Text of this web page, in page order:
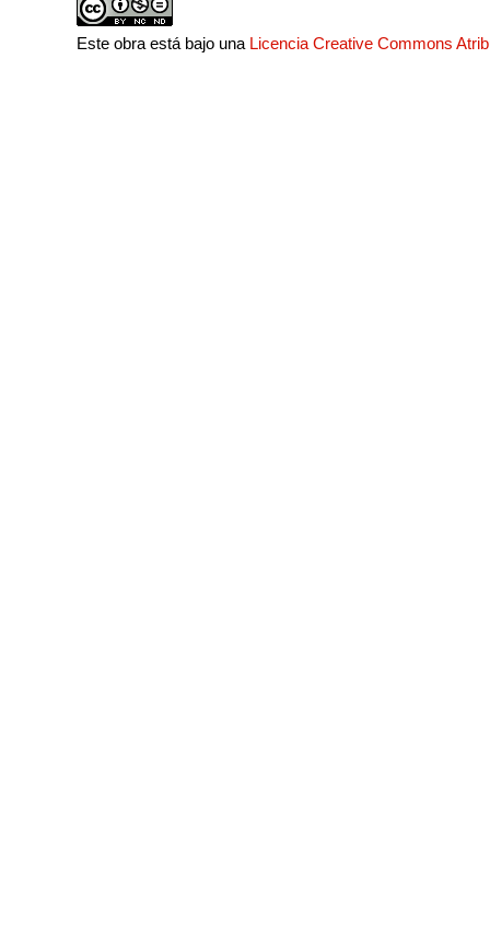
Este obra está bajo una Licencia Creative Commons